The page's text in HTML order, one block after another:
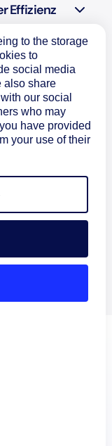
Effizienz
in
und
to the storage
to
social media
also share
our social
who may
have provided
your use of their